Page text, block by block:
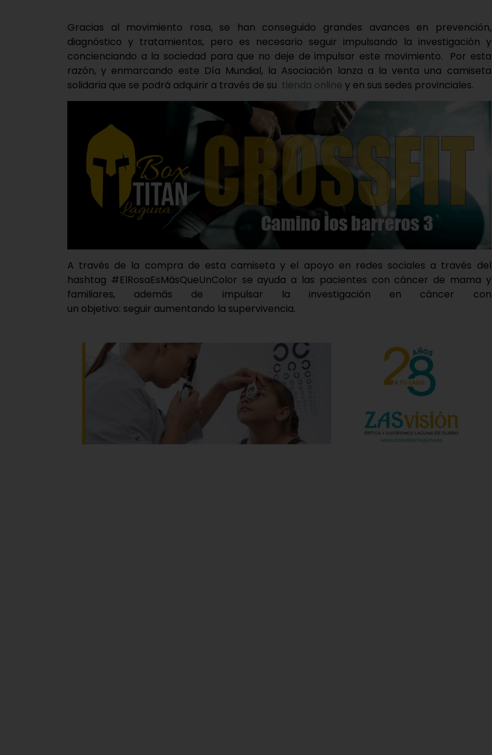
Gracias al movimiento rosa, se han conseguido grandes avances en prevención,
diagnóstico y tratamientos, pero es necesario seguir impulsando la investigación y
concienciando a la sociedad para que no deje de impulsar este movimiento.
Por esta
razón, y enmarcando este Día Mundial, la Asociación lanza a la venta una camiseta
solidaria que se podrá adquirir a través de su tienda online y en sus sedes provinciales.
A través de la compra de esta camiseta y el apoyo en redes sociales a través del
hashtag #ElRosaEsMásQueUnColor se ayuda a las pacientes con cáncer de mama y
familiares, además de impulsar la investigación en cáncer con
un objetivo: seguir aumentando la supervivencia.